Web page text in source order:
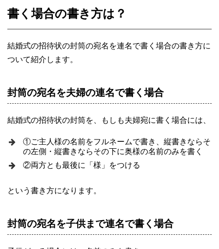
書く場合の書き方は？
結婚式の招待状の封筒の宛名を連名で書く場合の書き方に
ついて紹介します。
封筒の宛名を夫婦の連名で書く場合
結婚式の招待状の封筒を、もしも夫婦宛に書く場合には、
①ご主人様の名前をフルネームで書き、縦書きならそ
の左側・縦書きならその下に奥様の名前のみを書く
②両方とも最後に「様」をつける
という書き方になります。
封筒の宛名を子供まで連名で書く場合